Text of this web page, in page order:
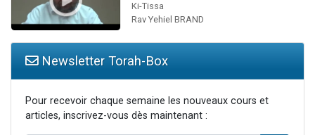
Ki-Tissa
Rav Yehiel BRAND
Newsletter Torah-Box
Pour recevoir chaque semaine les nouveaux cours et
articles, inscrivez-vous dès maintenant :